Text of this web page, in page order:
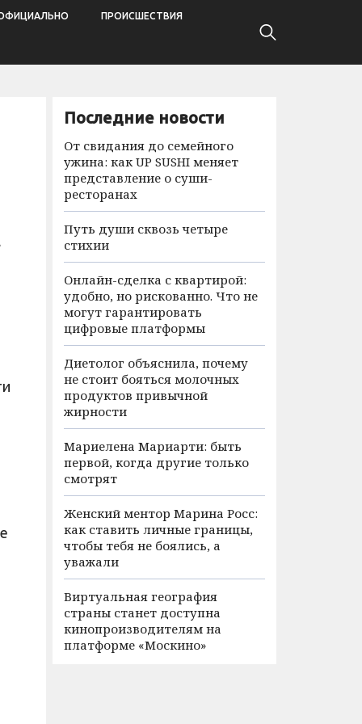
ПРОИСШЕСТВИЯ
Последние новости
От свидания до семейного
ужина: как UP SUSHI меняет
представление о суши-
ресторанах
Путь души сквозь четыре
стихии
Онлайн-сделка с квартирой:
удобно, но рискованно. Что не
могут гарантировать
цифровые платформы
Диетолог объяснила, почему
не стоит бояться молочных
продуктов привычной
жирности
Мариелена Мариарти: быть
первой, когда другие только
смотрят
Женский ментор Марина Росс:
как ставить личные границы,
чтобы тебя не боялись, а
уважали
Виртуальная география
страны станет доступна
кинопроизводителям на
платформе «Москино»